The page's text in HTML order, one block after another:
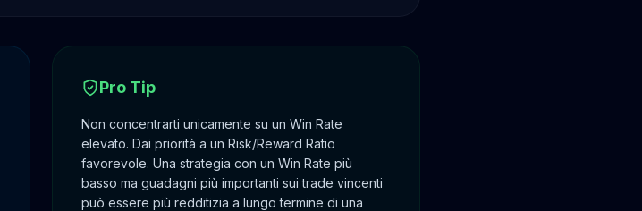
Pro Tip
Non concentrarti unicamente su un Win Rate
elevato. Dai priorità a un Risk/Reward Ratio
favorevole. Una strategia con un Win Rate più
basso ma guadagni più importanti sui trade vincenti
può essere più redditizia a lungo termine di una